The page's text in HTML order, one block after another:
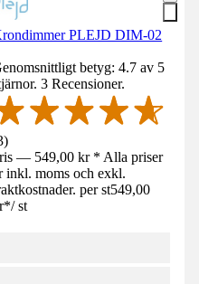
PLEJD DIM-02
betyg: 4.7 av 5
3 Recensioner.
)
— 549,00 kr * Alla priser
inkl. moms och exkl.
per st549,00
*/ st